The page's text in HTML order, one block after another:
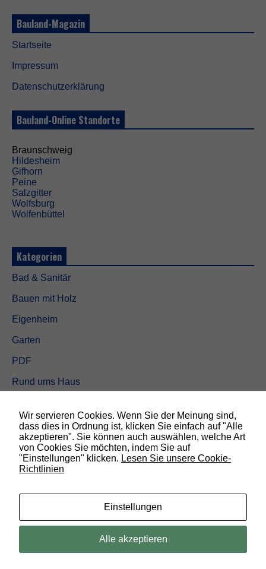
Bauland-Magazin
Startseite
Impressum
Datenschutzerklärung
Bauland-Online Standorte
Braunschweig
Hildesheim
Gifhorn
Peine
Salzgitter
Wolfsburg
Wolfenbüttel
Kategorien
Bad & Sanitär
Bauen mit Holz
Eigenheim
Garten
PDF
Rund ums Haus
Sicherheit
SUCHEN
© 2019 Bauland Magazin Braunschweig, Peine & Wolfsburg. All rights
Wir servieren Cookies. Wenn Sie der Meinung sind,
dass dies in Ordnung ist, klicken Sie einfach auf "Alle
akzeptieren". Sie können auch auswählen, welche Art
von Cookies Sie möchten, indem Sie auf
"Einstellungen" klicken. Lesen Sie unsere Cookie-
Richtlinien
Einstellungen
Alle akzeptieren
t
w
e
n
d
i
g